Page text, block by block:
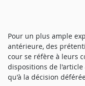
Pour un plus ample
antérieure, des
cour se réfère à leurs
dispositions de
qu'à la décision